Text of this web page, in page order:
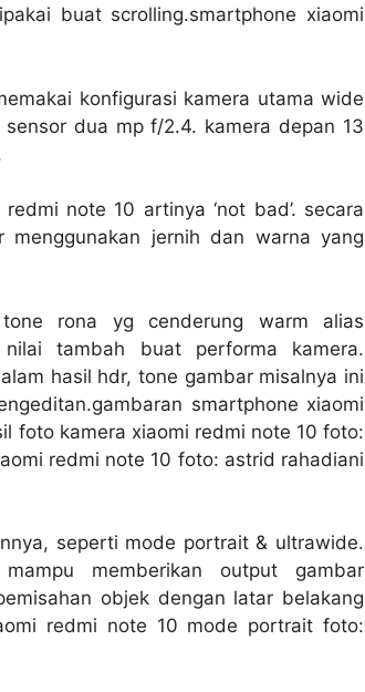
buat scrolling.smartphone xiaomi
konfigurasi kamera utama wide
dua mp f/2.4. kamera depan 13
note 10 artinya ‘not bad’. secara
menggunakan jernih dan warna yang
rona yg cenderung warm alias
tambah buat performa kamera.
hasil hdr, tone gambar misalnya ini
smartphone xiaomi
foto kamera xiaomi redmi note 10 foto:
redmi note 10 foto: astrid rahadiani
seperti mode portrait & ultrawide.
memberikan output gambar
objek dengan latar belakang
redmi note 10 mode portrait foto: